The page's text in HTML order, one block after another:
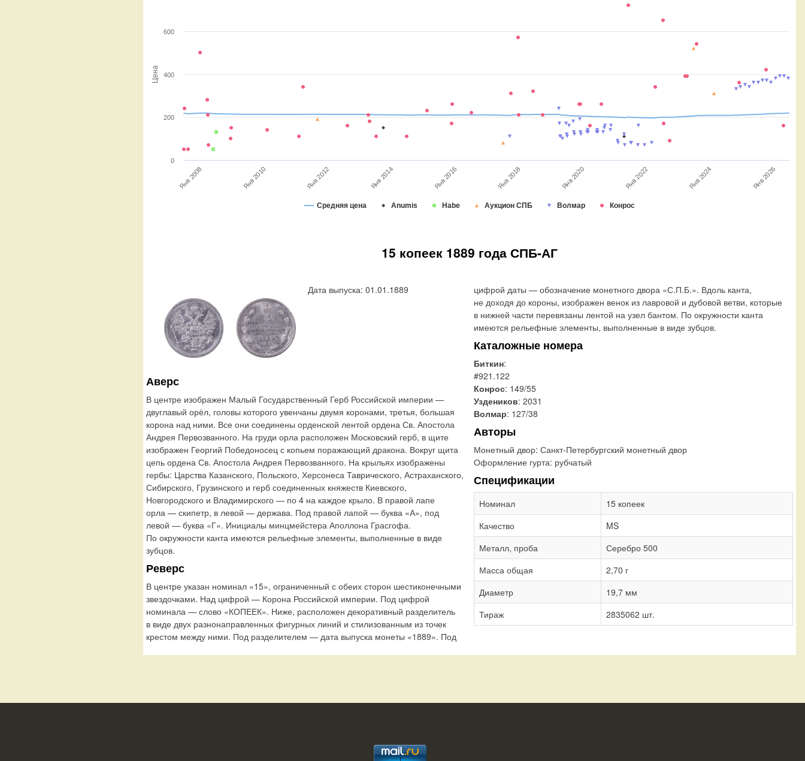
Цена
Средняя цена Anumis Habe Аукцион СПБ Волмар Конрос
Янв 2008 Янв 2010 Янв 2012 Янв 2014 Янв 2016 Янв 2018 Янв 2020 Янв 2022 Янв 2024 Янв 2026
0
200
400
600
15 копеек 1889 года СПБ-АГ
Дата выпуска: 01.01.1889
Аверс
В центре изображен Малый Государственный Герб Российской империи —
двуглавый орёл, головы которого увенчаны двумя коронами, третья, большая
корона над ними. Все они соединены орденской лентой ордена Св. Апостола
Андрея Первозванного. На груди орла расположен Московский герб, в щите
изображен Георгий Победоносец с копьем поражающий дракона. Вокруг щита
цепь ордена Св. Апостола Андрея Первозванного. На крыльях изображены
гербы: Царства Казанского, Польского, Херсонеса Таврического, Астраханского,
Сибирского, Грузинского и герб соединенных княжеств Киевского,
Новгородского и Владимирского — по 4 на каждое крыло. В правой лапе
орла — скипетр, в левой — держава. Под правой лапой — буква «А», под
левой — буква «Г». Инициалы минцмейстера Аполлона Грасгофа.
По окружности канта имеются рельефные элементы, выполненные в виде
зубцов.
Реверс
В центре указан номинал «15», ограниченный с обеих сторон шестиконечными
звездочками. Над цифрой — Корона Российской империи. Под цифрой
номинала — слово «КОПЕЕК». Ниже, расположен декоративный разделитель
в виде двух разнонаправленных фигурных линий и стилизованным из точек
крестом между ними. Под разделителем — дата выпуска монеты «1889». Под
цифрой даты — обозначение монетного двора «С.П.Б.». Вдоль канта,
не доходя до короны, изображен венок из лавровой и дубовой ветви, которые
в нижней части перевязаны лентой на узел бантом. По окружности канта
имеются рельефные элементы, выполненные в виде зубцов.
Каталожные номера
Биткин:
#921.122
Конрос: 149/55
Уздеников: 2031
Волмар: 127/38
Авторы
Монетный двор: Санкт-Петербургский монетный двор
Оформление гурта: рубчатый
Спецификации
Номинал
15 копеек
Качество
MS
Металл, проба
Серебро 500
Масса общая
2,70 г
Диаметр
19,7 мм
Тираж
2835062 шт.